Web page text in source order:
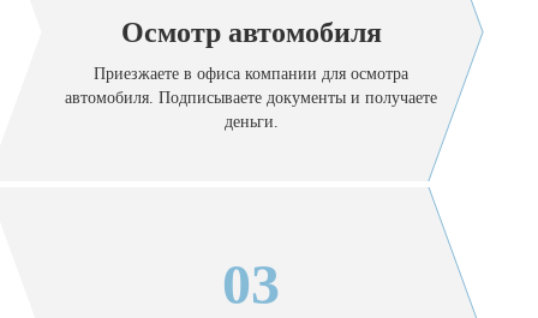
Осмотр автомобиля
Приезжаете в офиса компании для осмотра
автомобиля. Подписываете документы и получаете
деньги.
03